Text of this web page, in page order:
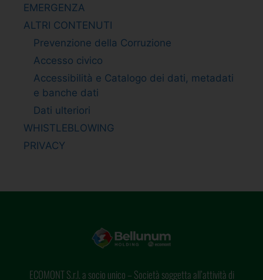
EMERGENZA
ALTRI CONTENUTI
Prevenzione della Corruzione
Accesso civico
Accessibilità e Catalogo dei dati, metadati
e banche dati
Dati ulteriori
WHISTLEBLOWING
PRIVACY
ECOMONT S.r.l. a socio unico – Società soggetta all’attività di